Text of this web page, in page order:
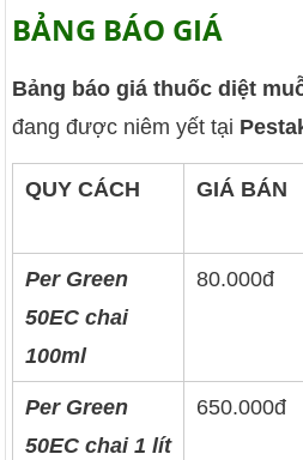
BẢNG BÁO GIÁ
Bảng báo giá thuốc diệt
đang được niêm yết tại
QUY CÁCH GIÁ BÁN
Per Green
50EC chai
100ml
80.000đ
Per Green
50EC chai 1 lít
650.000đ